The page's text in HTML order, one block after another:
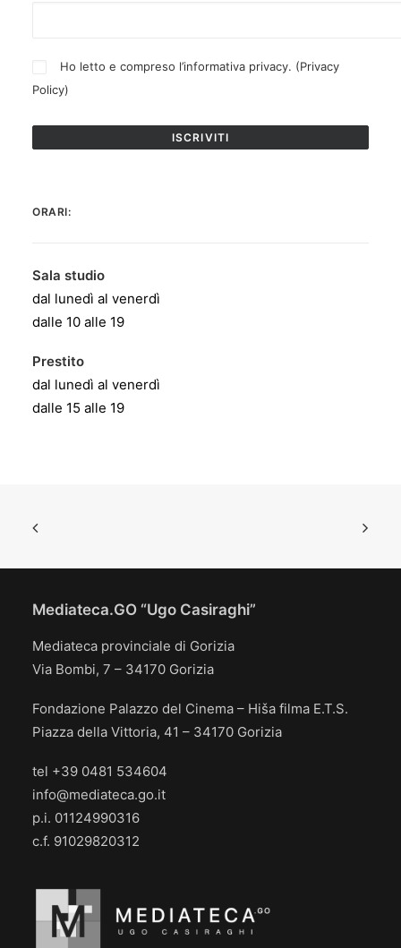
Ho letto e compreso l’informativa privacy. (Privacy
Policy)
ORARI:
Sala studio
dal lunedì al venerdì
dalle 10 alle 19
Prestito
dal lunedì al venerdì
dalle 15 alle 19
Mediateca.GO “Ugo Casiraghi”
Mediateca provinciale di Gorizia
Via Bombi, 7 – 34170 Gorizia
Fondazione Palazzo del Cinema – Hiša filma E.T.S.
Piazza della Vittoria, 41 – 34170 Gorizia
tel +39 0481 534604
info@mediateca.go.it
p.i. 01124990316
c.f. 91029820312